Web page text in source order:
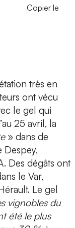
Copier le
très en
ont vécu
le gel qui
25 avril, la
» dans de
Des dégâts ont
le Var,
Le gel
vignobles du
été le plus